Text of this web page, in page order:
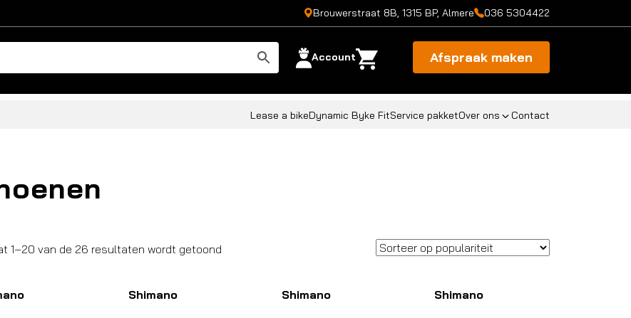
Brouwerstraat 8B, 1315 BP, Almere 036 5304422
Account Afspraak maken
Lease a bikeDynamic Byke FitService pakketOver ons Contact
1–20 van de 26 resultaten wordt getoond
Shimano Shimano Shimano